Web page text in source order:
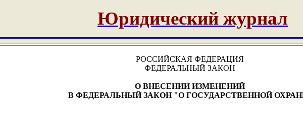
Юридический журнал
РОССИЙСКАЯ ФЕДЕРАЦИЯ
ФЕДЕРАЛЬНЫЙ ЗАКОН
О ВНЕСЕНИИ ИЗМЕНЕНИЙ
В ФЕДЕРАЛЬНЫЙ ЗАКОН "О ГОСУДАРСТВЕННОЙ